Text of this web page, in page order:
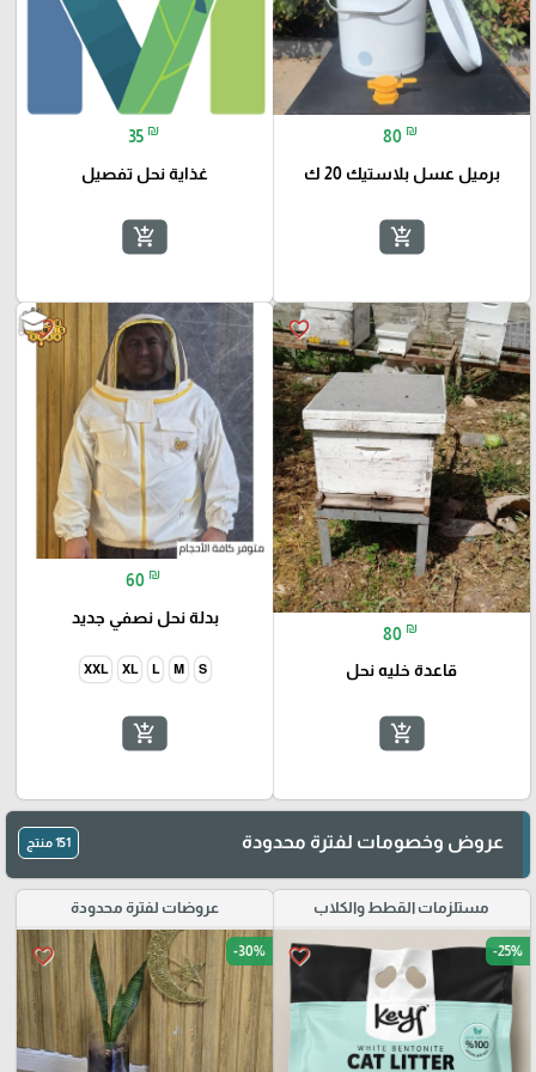
🎓
80 ₪
برميل عسل بلاستيك 20 ك
add_shopping_cart
35 ₪
غذاية نحل تفصيل
add_shopping_cart
favorite_border
80 ₪
قاعدة خليه نحل
add_shopping_cart
favorite_border
60 ₪
بدلة نحل نصفي جديد
S
M
L
XL
XXL
add_shopping_cart
عروض وخصومات لفترة محدودة 151 منتج
مستلزمات القطط والكلاب
favorite_border -25%
عروضات لفترة محدودة
favorite_border -30%